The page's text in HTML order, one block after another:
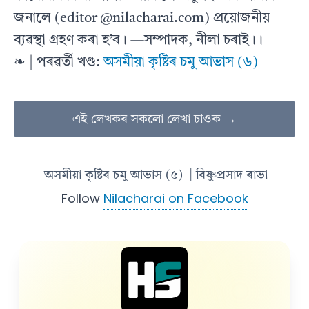
জনালে (editor @nilacharai.com) প্ৰয়োজনীয়
ব্যৱস্থা গ্ৰহণ কৰা হ’ব। —সম্পাদক, নীলা চৰাই ।।
❧ | পৰৱৰ্তী খণ্ড: অসমীয়া কৃষ্টিৰ চমু আভাস (৬)
এই লেখকৰ সকলো লেখা চাওক →
অসমীয়া কৃষ্টিৰ চমু আভাস (৫) | বিষ্ণুপ্ৰসাদ ৰাভা
Follow Nilacharai on Facebook